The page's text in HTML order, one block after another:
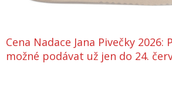
Cena Nadace Jana Pivečky 2026:
možné podávat už jen do 24.